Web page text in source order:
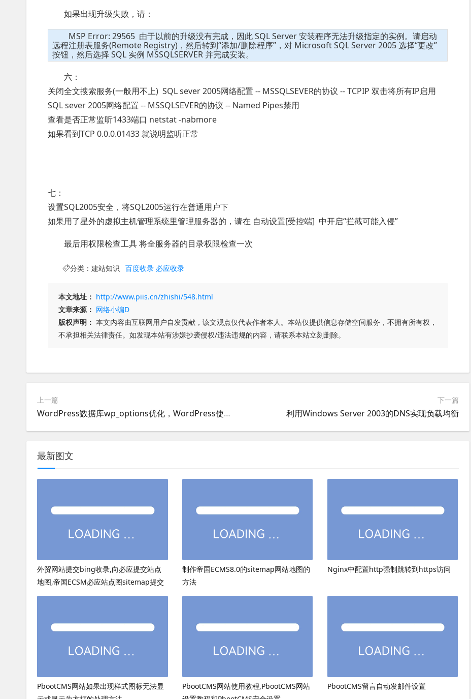
如果出现升级失败，请：
MSP Error: 29565 由于以前的升级没有完成，因此 SQL Server 安装程序无法升级指定的实例。请启动
远程注册表服务(Remote Registry)，然后转到“添加/删除程序”，对 Microsoft SQL Server 2005 选择“更改”
按钮，然后选择 SQL 实例 MSSQLSERVER 并完成安装。
六：
关闭全文搜索服务(一般用不上) SQL sever 2005网络配置 -- MSSQLSEVER的协议 -- TCPIP 双击将所有IP启用
SQL sever 2005网络配置 -- MSSQLSEVER的协议 -- Named Pipes禁用
查看是否正常监听1433端口 netstat -nabmore
如果看到TCP 0.0.0.01433 就说明监听正常
七：
设置SQL2005安全，将SQL2005运行在普通用户下
如果用了星外的虚拟主机管理系统里管理服务器的，请在 自动设置[受控端] 中开启“拦截可能入侵”
最后用权限检查工具 将全服务器的目录权限检查一次
分类： 建站知识 百度收录 必应收录
本文地址： http://www.piis.cn/zhishi/548.html
文章来源： 网络小编D
版权声明： 本文内容由互联网用户自发贡献，该文观点仅代表作者本人。本站仅提供信息存储空间服务，不拥有所有权，
不承担相关法律责任。如发现本站有涉嫌抄袭侵权/违法违规的内容，请联系本站立刻删除。
上一篇
WordPress数据库wp_options优化，WordPress使得MYSQL停止的原因和解决方法
下一篇
利用Windows Server 2003的DNS实现负载均衡
最新图文
外贸网站提交bing收录,向必应提交站点
地图,帝国ECSM必应站点图sitemap提交
制作帝国ECMS8.0的sitemap网站地图的
方法
Nginx中配置http强制跳转到https访问
PbootCMS网站如果出现样式图标无法显
PbootCMS网站使用教程,PbootCMS网站
PbootCMS留言自动发邮件设置